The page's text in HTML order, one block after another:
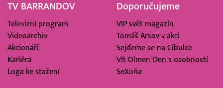
TV BARRANDOV
Televizní program
Videoarchiv
Akcionáři
Kariéra
Loga ke stažení
Doporučujeme
VIP svět magazín
Tomáš Arsov v akci
Sejdeme se na Cibulce
Vít Olmer: Den s osobností
SeXoňa